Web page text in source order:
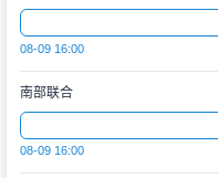
08-09 16:00
南部联合
08-09 16:00